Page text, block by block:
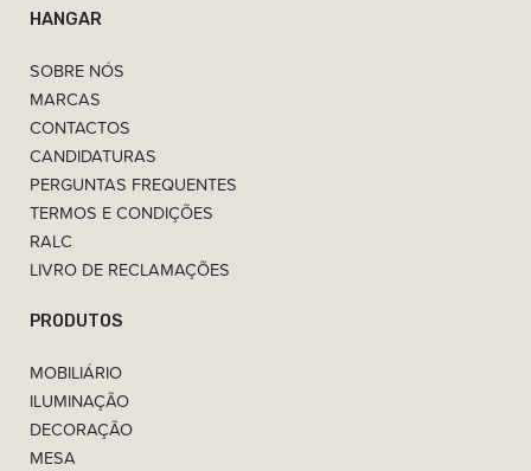
HANGAR
SOBRE NÓS
MARCAS
CONTACTOS
CANDIDATURAS
PERGUNTAS FREQUENTES
TERMOS E CONDIÇÕES
RALC
LIVRO DE RECLAMAÇÕES
PRODUTOS
MOBILIÁRIO
ILUMINAÇÃO
DECORAÇÃO
MESA